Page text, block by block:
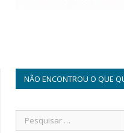
NÃO ENCONTROU O QUE